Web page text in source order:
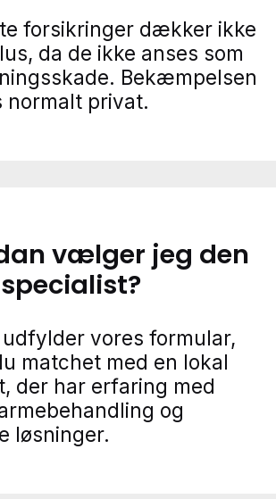
forsikringer dækker ikke
da de ikke anses som
Bekæmpelsen
normalt privat.
vælger jeg den
vores formular,
matchet med en lokal
der har erfaring med
og
løsninger.